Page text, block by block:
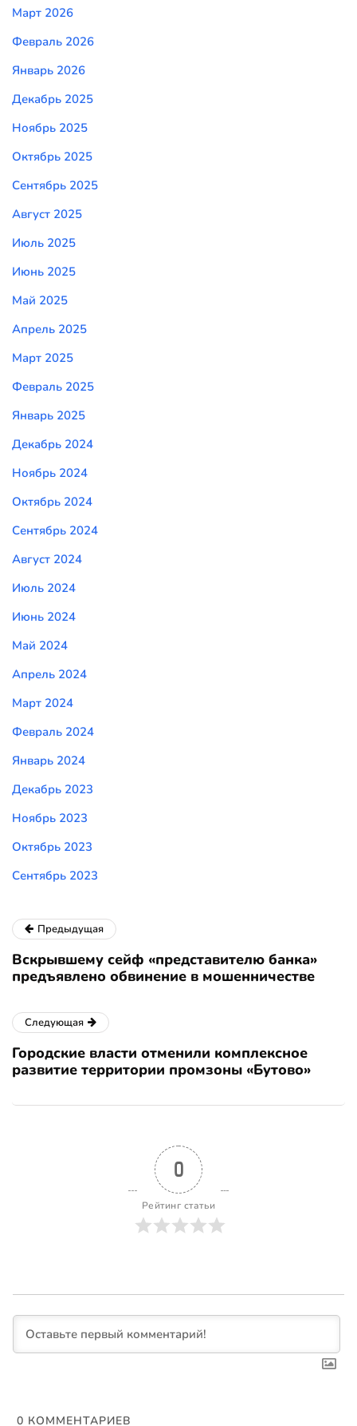
Март 2026
Февраль 2026
Январь 2026
Декабрь 2025
Ноябрь 2025
Октябрь 2025
Сентябрь 2025
Август 2025
Июль 2025
Июнь 2025
Май 2025
Апрель 2025
Март 2025
Февраль 2025
Январь 2025
Декабрь 2024
Ноябрь 2024
Октябрь 2024
Сентябрь 2024
Август 2024
Июль 2024
Июнь 2024
Май 2024
Апрель 2024
Март 2024
Февраль 2024
Январь 2024
Декабрь 2023
Ноябрь 2023
Октябрь 2023
Сентябрь 2023
Предыдущая
Вскрывшему сейф «представителю банка»
предъявлено обвинение в мошенничестве
Следующая
Городские власти отменили комплексное
развитие территории промзоны «Бутово»
0
Рейтинг статьи
0 КОММЕНТАРИЕВ